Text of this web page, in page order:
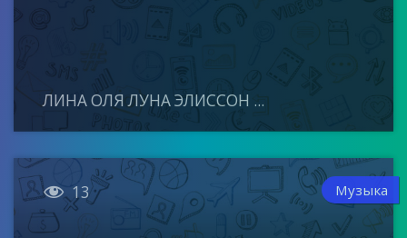
ЛИНА ОЛЯ ЛУНА ЭЛИССОН ...
 13 Музыка